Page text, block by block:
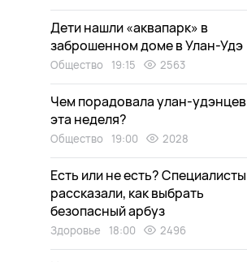
Дети нашли «аквапарк» в
заброшенном доме в Улан-Удэ
Общество 19:15 2563
Чем порадовала улан-удэнцев
эта неделя?
Общество 19:00 2028
Есть или не есть? Специалисты
рассказали, как выбрать
безопасный арбуз
Здоровье 18:00 2496